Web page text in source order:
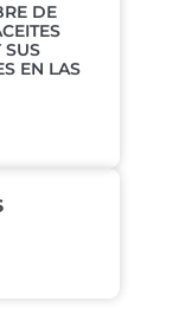
DE
SUS
EN LAS